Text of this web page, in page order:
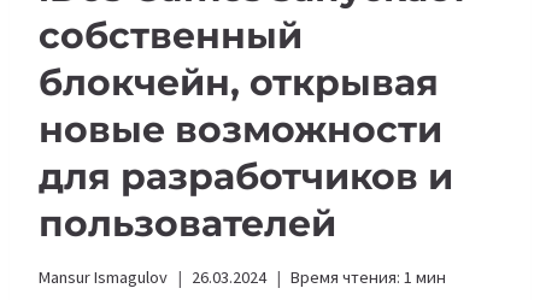
собственный
блокчейн, открывая
новые возможности
для разработчиков и
пользователей
Mansur Ismagulov 26.03.2024 Время чтения: 1 мин